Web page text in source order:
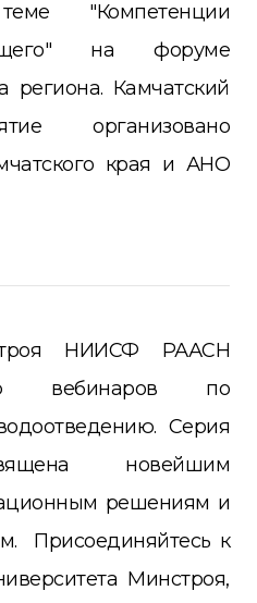
"Компетенции
на форуме
региона. Камчатский
организовано
края и АНО
НИИСФ РААСН
вебинаров по
Серия
новейшим
решениям и
Присоединяйтесь к
Минстроя,